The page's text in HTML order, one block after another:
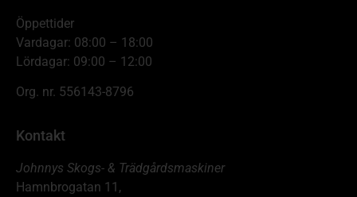
Öppettider
Vardagar: 08:00 – 18:00
Lördagar: 09:00 – 12:00
Org. nr. 556143-8796
Kontakt
Johnnys Skogs- & Trädgårdsmaskiner
Hamnbrogatan 11,